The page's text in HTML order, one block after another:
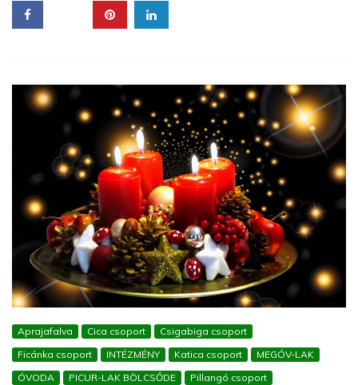
Aprajafalva Cica csoport
Csigabiga csoport
Ficánka csoport
INTÉZMÉNY Katica csoport
MEGÓV-LAK
ÓVODA
PICUR-LAK BÖLCSŐDE
Pillangó csoport